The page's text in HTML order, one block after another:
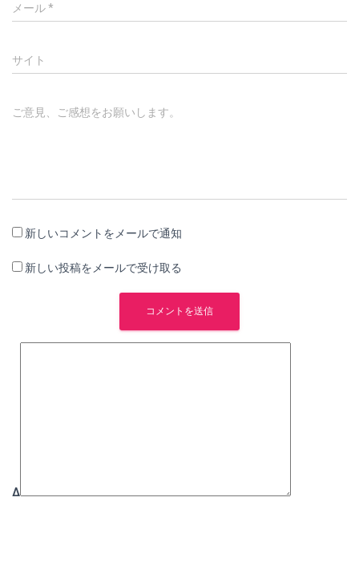
メール*
サイト
ご意見、ご感想をお願いします。
新しいコメントをメールで通知
新しい投稿をメールで受け取る
Δ